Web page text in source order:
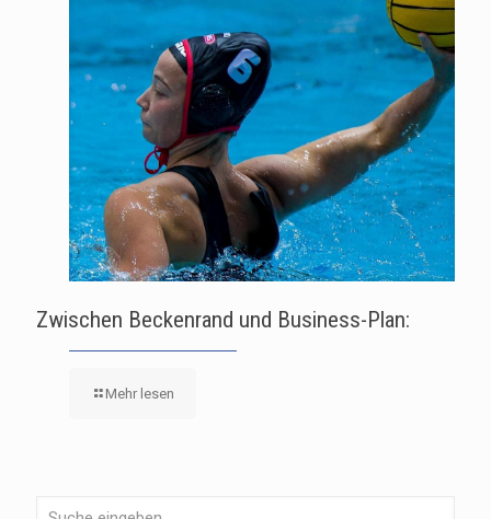
Zwischen Beckenrand und Business-Plan:
Mehr lesen